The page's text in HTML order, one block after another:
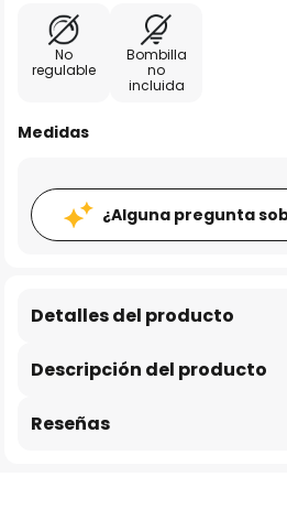
No
regulable
Bombilla
no
incluida
Medidas
¿Alguna pregunta
Descripción del producto
Detalles del producto
Reseñas